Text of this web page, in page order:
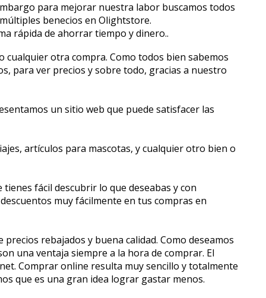
para mejorar nuestra labor buscamos todos
beneficios en Olightstore.
rápida de ahorrar tiempo y dinero..
cualquier otra compra. Como todos bien sabemos
para ver precios y sobre todo, gracias a nuestro
un sitio web que puede satisfacer las
artículos para mascotas, y cualquier otro bien o
fácil descubrir lo que deseabas y con
muy fácilmente en tus compras en
rebajados y buena calidad. Como deseamos
una ventaja siempre a la hora de comprar. El
Comprar online resulta muy sencillo y totalmente
que es una gran idea lograr gastar menos.